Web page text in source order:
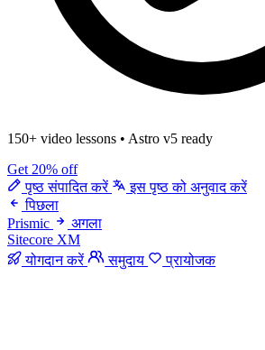
150+ video lessons • Astro v5 ready
Get 20% off
पृष्ठ संपादित करें
इस पृष्ठ को अनुवाद करें
पिछला
Prismic
अगला
Sitecore XM
योगदान करें
समुदाय प्रायोजक